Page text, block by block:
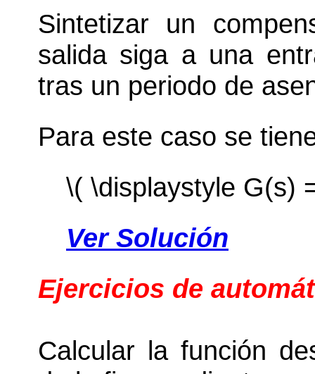
Sintetizar un
salida siga a una
tras un periodo de
Para este caso se
\( \displaystyle G(s)
Ver Solución
Ejercicios de
Calcular la función